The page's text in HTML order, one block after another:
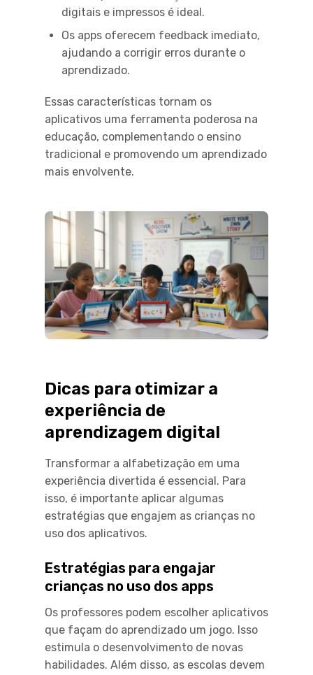
digitais e impressos é ideal.
Os apps oferecem feedback imediato,
ajudando a corrigir erros durante o
aprendizado.
Essas características tornam os
aplicativos uma ferramenta poderosa na
educação, complementando o ensino
tradicional e promovendo um aprendizado
mais envolvente.
Dicas para otimizar a
experiência de
aprendizagem digital
Transformar a alfabetização em uma
experiência divertida é essencial. Para
isso, é importante aplicar algumas
estratégias que engajem as crianças no
uso dos aplicativos.
Estratégias para engajar
crianças no uso dos apps
Os professores podem escolher aplicativos
que façam do aprendizado um jogo. Isso
estimula o desenvolvimento de novas
habilidades. Além disso, as escolas devem